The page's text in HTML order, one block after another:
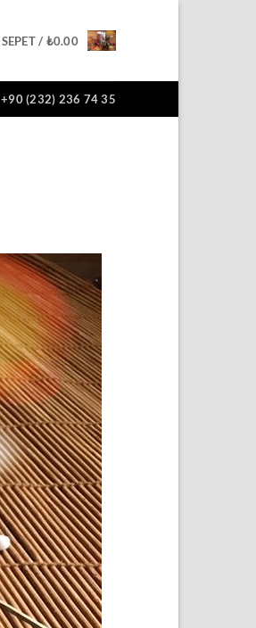
SEPET / ₺0.00
+90 (232) 236 74 35